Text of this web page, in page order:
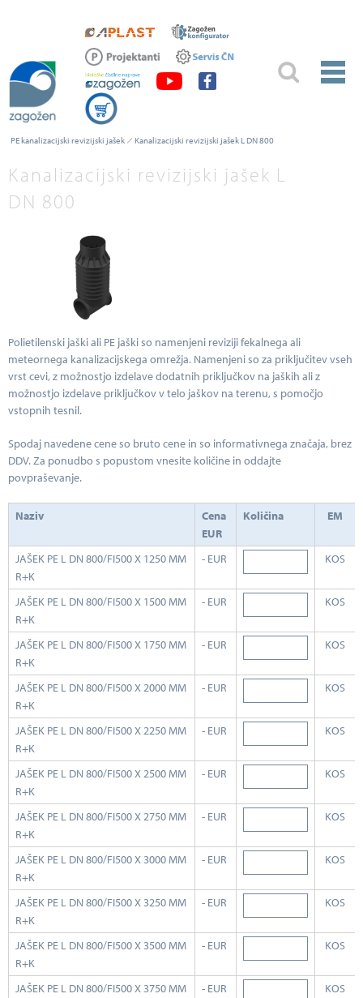
PE kanalizacijski revizijski jašek Kanalizacijski revizijski jašek L DN 800
Kanalizacijski revizijski jašek L
DN 800
Polietilenski jaški ali PE jaški so namenjeni reviziji fekalnega ali
meteornega kanalizacijskega omrežja. Namenjeni so za priključitev vseh
vrst cevi, z možnostjo izdelave dodatnih priključkov na jaških ali z
možnostjo izdelave priključkov v telo jaškov na terenu, s pomočjo
vstopnih tesnil.
Spodaj navedene cene so bruto cene in so informativnega značaja, brez
DDV. Za ponudbo s popustom vnesite količine in oddajte
povpraševanje.
Naziv
Cena
EUR
Količina EM
JAŠEK PE L DN 800/FI500 X 1250 MM
R+K
- EUR KOS
JAŠEK PE L DN 800/FI500 X 1500 MM
R+K
- EUR KOS
JAŠEK PE L DN 800/FI500 X 1750 MM
R+K
- EUR KOS
JAŠEK PE L DN 800/FI500 X 2000 MM
R+K
- EUR KOS
JAŠEK PE L DN 800/FI500 X 2250 MM
R+K
- EUR KOS
JAŠEK PE L DN 800/FI500 X 2500 MM
R+K
- EUR KOS
JAŠEK PE L DN 800/FI500 X 2750 MM
R+K
- EUR KOS
JAŠEK PE L DN 800/FI500 X 3000 MM
R+K
- EUR KOS
JAŠEK PE L DN 800/FI500 X 3250 MM
R+K
- EUR KOS
JAŠEK PE L DN 800/FI500 X 3500 MM
R+K
- EUR KOS
JAŠEK PE L DN 800/FI500 X 3750 MM
- EUR KOS